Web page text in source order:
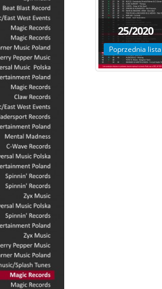
25/2020
Poprzednia lista